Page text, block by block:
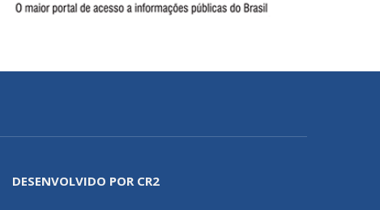
DESENVOLVIDO POR CR2